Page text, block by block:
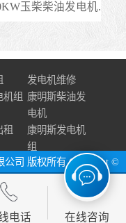
玉柴柴油发电机..
发电机维修
机组 康明斯柴油发
电机
租
康明斯发电机
组
公司 版权所有 Copyright ©
网站地图
电话 在线咨询